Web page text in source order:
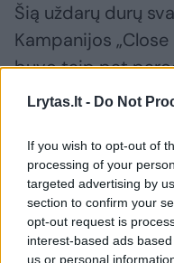
Lrytas.lt - Do Not
If you wish to opt-out of
processing of your
targeted advertising by
section to confirm your
opt-out request is
interest-based ads
us or personal
Šią uždarų durų
Kampanijos
buvo taip pat
išgelbėti gyvybę.
plinta, kai durys
Taigi, prieš
ne tik savo, bet ir